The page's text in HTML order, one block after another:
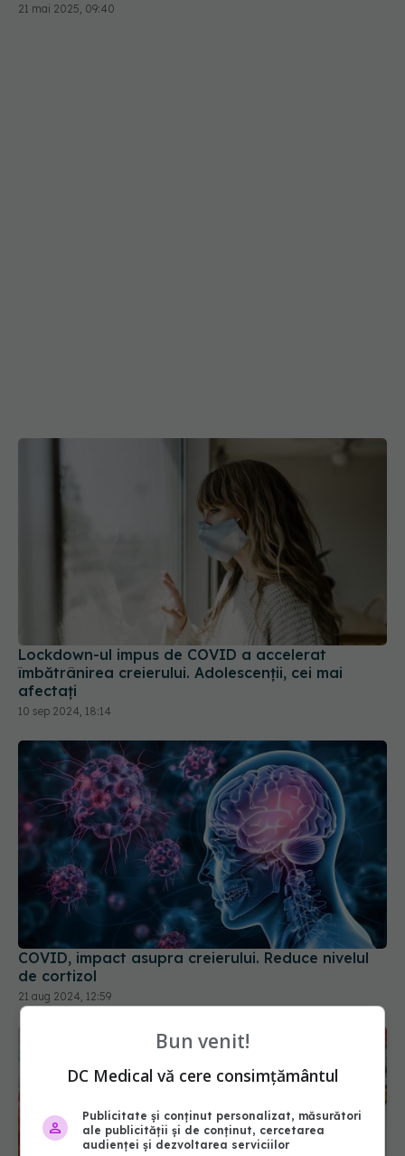
21 mai 2025, 09:40
Lockdown-ul impus de COVID a accelerat
îmbătrânirea creierului. Adolescenții, cei mai
afectați
10 sep 2024, 18:14
COVID, impact asupra creierului. Reduce nivelul
de cortizol
21 aug 2024, 12:59
Bun venit!
DC Medical vă cere consimțământul
Publicitate și conținut personalizat, măsurători
ale publicității și de conținut, cercetarea
audienței și dezvoltarea serviciilor